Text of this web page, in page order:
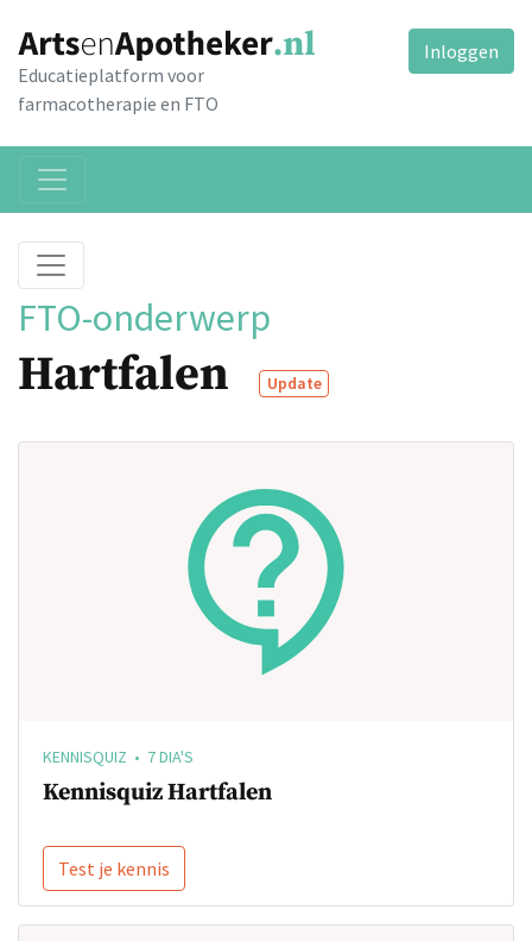
Educatieplatform voor
farmacotherapie en FTO
Inloggen
FTO-onderwerp
Hartfalen Update
KENNISQUIZ • 7 DIA'S
Kennisquiz Hartfalen
Test je kennis